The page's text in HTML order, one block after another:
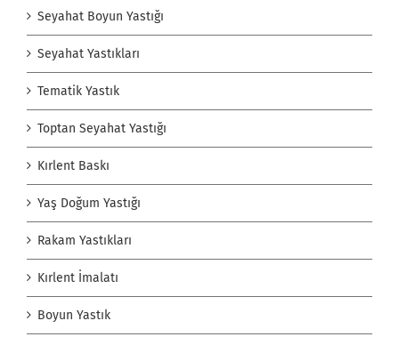
Seyahat Boyun Yastığı
Seyahat Yastıkları
Tematik Yastık
Toptan Seyahat Yastığı
Kırlent Baskı
Yaş Doğum Yastığı
Rakam Yastıkları
Kırlent İmalatı
Boyun Yastık